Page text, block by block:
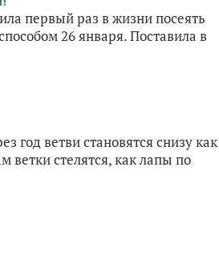
первый раз в жизни посеять
26 января. Поставила в
ветви становятся снизу как
ветки стелятся, как лапы по